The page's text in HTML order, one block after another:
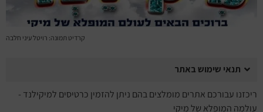
סרטים
קרדיט תמונה: רויטל עיני חלבה
תנאי שימוש באתר
ריכזנו עבורכם אתרים מומלצים בהם ניתן להזמין כרטיסים למיקילנד -
עולמה המופלא של מיקי